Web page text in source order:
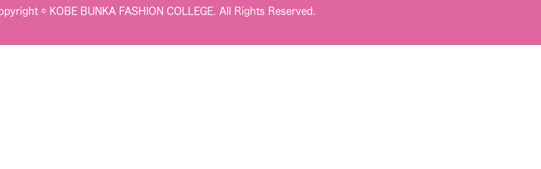
© KOBE BUNKA FASHION COLLEGE. All Rights Reserved.